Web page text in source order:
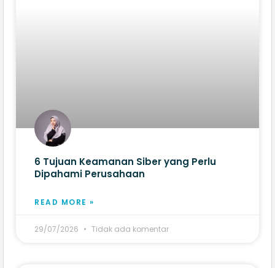
6 Tujuan Keamanan Siber yang Perlu
Dipahami Perusahaan
READ MORE »
29/07/2026 Tidak ada komentar